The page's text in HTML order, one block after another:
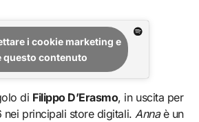
i cookie marketing e
questo contenuto
di Filippo D’Erasmo, in uscita per
nei principali store digitali.Annaè un